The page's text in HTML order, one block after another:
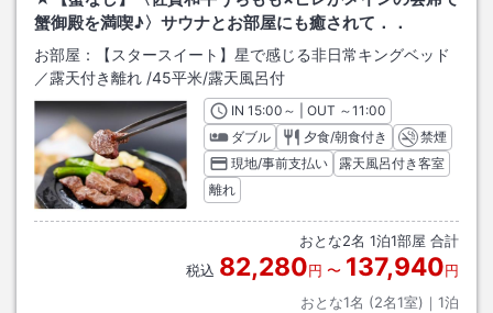
蟹御殿を満喫♪〉サウナとお部屋にも癒されて．．
お部屋：
【スタースイート】星で感じる非日常キングベッド
／露天付き離れ /45平米/露天風呂付
INチェックイン
15:00 ～ | OUT チェックアウト
～11:00
ダブル
夕食/朝食付き
禁煙
現地/事前支払い
露天風呂付き客室
離れ
おとな2名 1泊1部屋 合計
税込 82,280円 〜 137,940円
おとな1名 (2名1室)｜ 1泊